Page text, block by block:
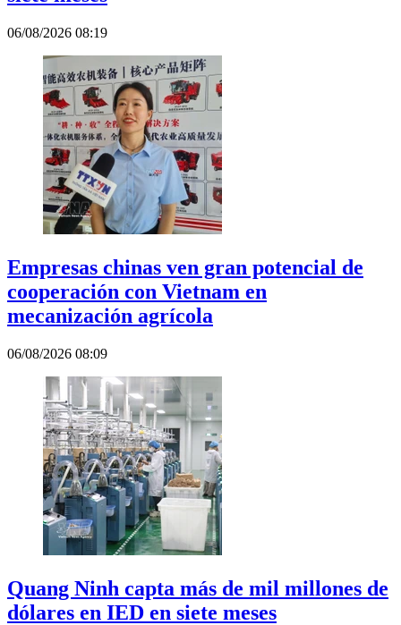
06/08/2026 08:19
Empresas chinas ven gran potencial de
cooperación con Vietnam en
mecanización agrícola
06/08/2026 08:09
Quang Ninh capta más de mil millones de
dólares en IED en siete meses